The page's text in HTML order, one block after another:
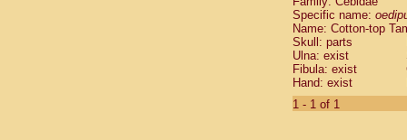
Cebidae
Cebidae
Cebidae
Cebidae
Cebidae
Cebidae
Cebidae
Specific name:
Name: Cotton-top
Skull: parts
Ulna: exist
Fibula: exist
Hand: exist
1 - 1 of 1